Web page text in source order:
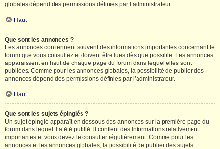
globales dépend des permissions définies par l’administrateur.
Haut
Que sont les annonces ?
Les annonces contiennent souvent des informations importantes concernant le
forum que vous consultez et doivent être lues dès que possible. Les annonces
apparaissent en haut de chaque page du forum dans lequel elles sont
publiées. Comme pour les annonces globales, la possibilité de publier des
annonces dépend des permissions définies par l’administrateur.
Haut
Que sont les sujets épinglés ?
Un sujet épinglé apparaît en dessous des annonces sur la première page du
forum dans lequel il a été publié. il contient des informations relativement
importantes et vous devez le consulter régulièrement. Comme pour les
annonces et les annonces globales, la possibilité de publier des sujets